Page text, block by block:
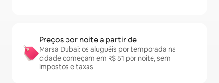
Preços por noite a partir de
Marsa Dubai: os aluguéis por temporada na
cidade começam em R$ 51 por noite, sem
impostos e taxas